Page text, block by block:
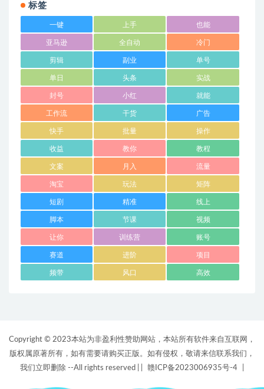
标签
一键 上手 也能
亚马逊 全自动 冷门
剪辑 副业 单号
单日 头条 实战
封号 小红 就能
工作流 干货 广告
快手 批量 操作
收益 教你 教程
文案 月入 流量
淘宝 玩法 矩阵
短剧 精准 线上
脚本 节课 视频
让你 训练营 账号
赛道 进阶 项目
频带 风口 高效
Copyright © 2023本站为非盈利性赞助网站，本站所有软件来自互联网，
版权属原著所有，如有需要请购买正版。如有侵权，敬请来信联系我们，
我们立即删除 --All rights reserved |
赣ICP备2023006935号-4